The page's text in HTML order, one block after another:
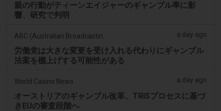
親の行動がティーンエイジャーのギャンブル率に影
響、研究で判明
a day ago
労働党は大きな変更を受け入れる代わりにギャンブル
法案を棚上げする可能性がある
World Casino News a day ago
オーストリアのギャンブル改革、TRISプロセスに基づ
きEUの審査段階へ